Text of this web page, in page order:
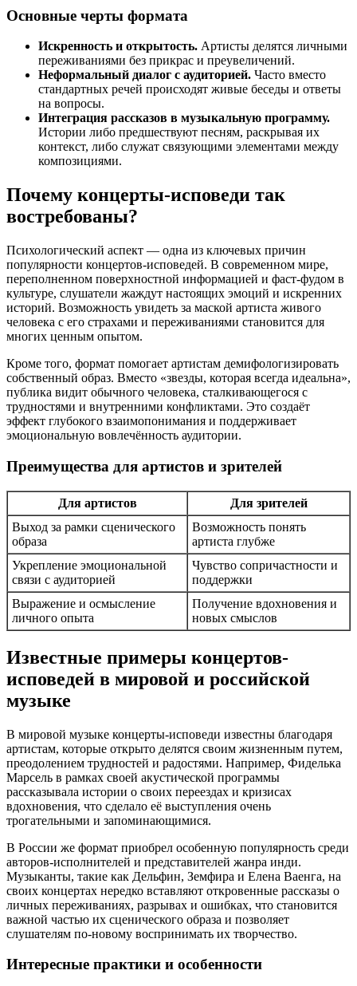
Основные черты формата
Искренность и открытость. Артисты делятся личными
переживаниями без прикрас и преувеличений.
Неформальный диалог с аудиторией. Часто вместо
стандартных речей происходят живые беседы и ответы
на вопросы.
Интеграция рассказов в музыкальную программу.
Истории либо предшествуют песням, раскрывая их
контекст, либо служат связующими элементами между
композициями.
Почему концерты-исповеди так
востребованы?
Психологический аспект — одна из ключевых причин
популярности концертов-исповедей. В современном мире,
переполненном поверхностной информацией и фаст-фудом в
культуре, слушатели жаждут настоящих эмоций и искренних
историй. Возможность увидеть за маской артиста живого
человека с его страхами и переживаниями становится для
многих ценным опытом.
Кроме того, формат помогает артистам демифологизировать
собственный образ. Вместо «звезды, которая всегда идеальна»,
публика видит обычного человека, сталкивающегося с
трудностями и внутренними конфликтами. Это создаёт
эффект глубокого взаимопонимания и поддерживает
эмоциональную вовлечённость аудитории.
Преимущества для артистов и зрителей
Для артистов
Для зрителей
Выход за рамки сценического
образа
Возможность понять
артиста глубже
Укрепление эмоциональной
связи с аудиторией
Чувство сопричастности и
поддержки
Выражение и осмысление
личного опыта
Получение вдохновения и
новых смыслов
Известные примеры концертов-
исповедей в мировой и российской
музыке
В мировой музыке концерты-исповеди известны благодаря
артистам, которые открыто делятся своим жизненным путем,
преодолением трудностей и радостями. Например, Фиделька
Марсель в рамках своей акустической программы
рассказывала истории о своих переездах и кризисах
вдохновения, что сделало её выступления очень
трогательными и запоминающимися.
В России же формат приобрел особенную популярность среди
авторов-исполнителей и представителей жанра инди.
Музыканты, такие как Дельфин, Земфира и Елена Ваенга, на
своих концертах нередко вставляют откровенные рассказы о
личных переживаниях, разрывах и ошибках, что становится
важной частью их сценического образа и позволяет
слушателям по-новому воспринимать их творчество.
Интересные практики и особенности